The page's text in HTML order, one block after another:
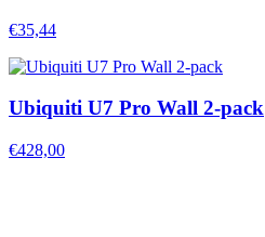
€35,44
Ubiquiti U7 Pro Wall 2-pack
€428,00